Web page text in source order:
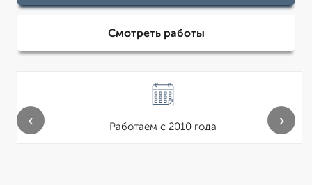
Смотреть работы
Работаем с 2010 года
‹ ›